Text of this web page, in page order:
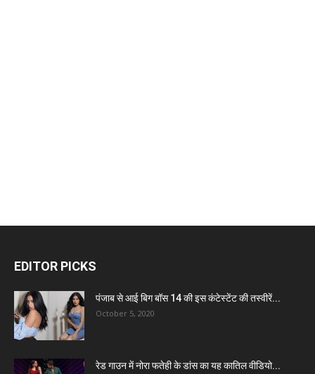
EDITOR PICKS
पंजाब से आई बिग बॉस 14 की इस कंटेस्टेंट की तस्वीरें...
October 5, 2020
रेड गाउन में नोरा फतेही के डांस का यह कातिल वीडियो...